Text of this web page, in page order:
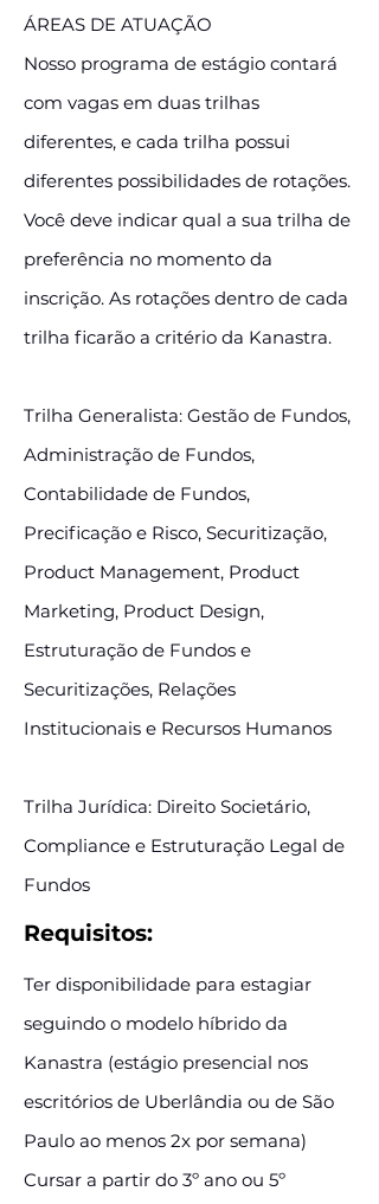
ÁREAS DE ATUAÇÃO
Nosso programa de estágio contará
com vagas em duas trilhas
diferentes, e cada trilha possui
diferentes possibilidades de rotações.
Você deve indicar qual a sua trilha de
preferência no momento da
inscrição. As rotações dentro de cada
trilha ficarão a critério da Kanastra.
Trilha Generalista: Gestão de Fundos,
Administração de Fundos,
Contabilidade de Fundos,
Precificação e Risco, Securitização,
Product Management, Product
Marketing, Product Design,
Estruturação de Fundos e
Securitizações, Relações
Institucionais e Recursos Humanos
Trilha Jurídica: Direito Societário,
Compliance e Estruturação Legal de
Fundos
Requisitos:
Ter disponibilidade para estagiar
seguindo o modelo híbrido da
Kanastra (estágio presencial nos
escritórios de Uberlândia ou de São
Paulo ao menos 2x por semana)
Cursar a partir do 3º ano ou 5º